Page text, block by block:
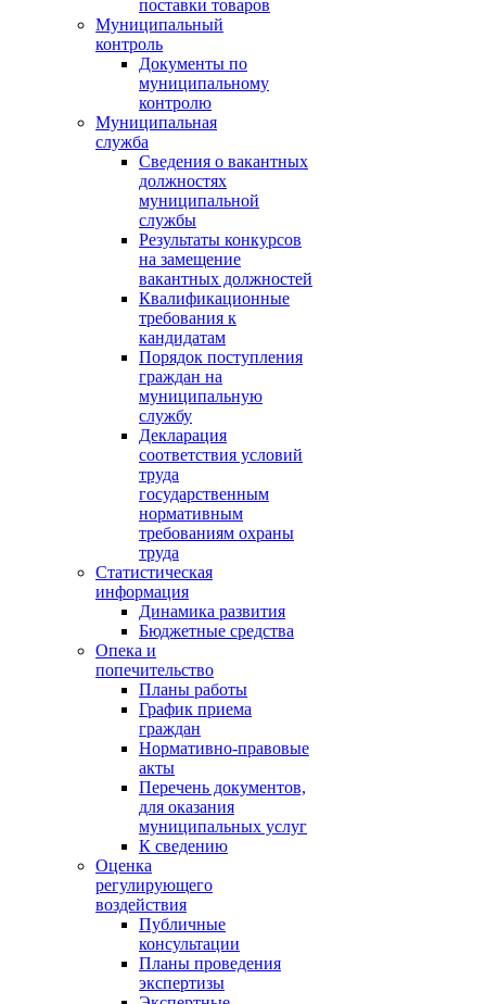
поставки товаров
Муниципальный
контроль
Документы по
муниципальному
контролю
Муниципальная
служба
Сведения о вакантных
должностях
муниципальной
службы
Результаты конкурсов
на замещение
вакантных должностей
Квалификационные
требования к
кандидатам
Порядок поступления
граждан на
муниципальную
службу
Декларация
соответствия условий
труда
государственным
нормативным
требованиям охраны
труда
Статистическая
информация
Динамика развития
Бюджетные средства
Опека и
попечительство
Планы работы
График приема
граждан
Нормативно-правовые
акты
Перечень документов,
для оказания
муниципальных услуг
К сведению
Оценка
регулирующего
воздействия
Публичные
консультации
Планы проведения
экспертизы